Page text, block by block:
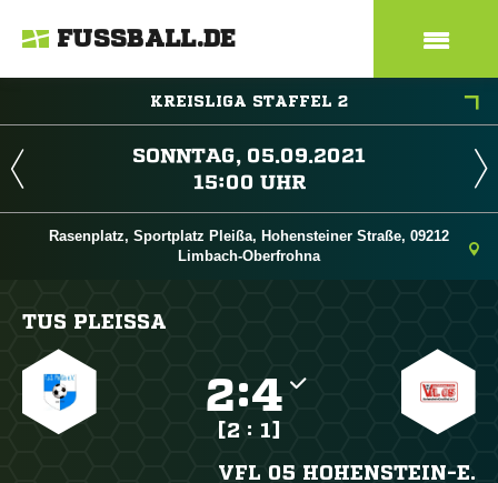
FUSSBALL.DE
KREISLIGA STAFFEL 2
 
 
Rasenplatz, Sportplatz Pleißa, Hohensteiner Straße, 09212
Limbach-Oberfrohna
TUS PLEISSA
:
[2 : 1]
VFL 05 HOHENSTEIN-E.